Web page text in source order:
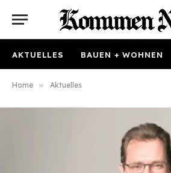
AKTUELLES BAUEN + WOHNEN
Home » Aktuelles